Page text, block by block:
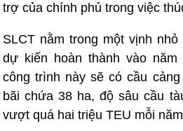
trợ của chính phủ trong việc
SLCT nằm trong một vịnh
dự kiến ​​hoàn thành vào năm
công trình này sẽ có cầu
bãi chứa 38 ha, độ sâu cầu
vượt quá hai triệu TEU mỗi